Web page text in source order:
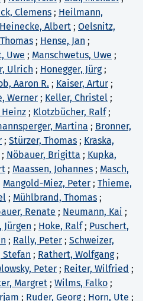
Clemens ; Heilmann,
Heinecke, Albert ; Oelsnitz,
; Hense, Jan ;
Uwe ; Manschwetus, Uwe ;
Ulrich ; Honegger, Jürg;
Aaron R. ; Kaiser, Artur ;
Werner ; Keller, Christel ;
; Klotzbücher, Ralf;
Martina ; Bronner,
; Stürzer, Thomas ; Kraska,
; Nöbauer, Brigitta ; Kupka,
; Maassen, Johannes ; Masch,
Mangold-Miez, Peter ; Thieme,
; Mühlbrand, Thomas ;
Renate ; Neumann, Kai ;
Jürgen ; Hoke, Ralf; Puschert,
; Rally, Peter ; Schweizer,
Stefan ; Rathert, Wolfgang;
Peter ; Reiter, Wilfried ;
Margret ; Wilms, Falko ;
; Ruder, Georg; Horn, Ute ;